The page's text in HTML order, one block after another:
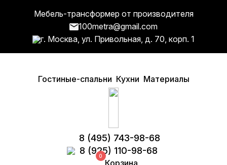
Мебель-трансформер от производителя
100metra@gmail.com
г. Москва, ул. Привольная, д. 70, корп. 1
Гостиные-спальни Кухни Материалы
8 (495) 743-98-68
8 (925) 110-98-68
Корзина
0